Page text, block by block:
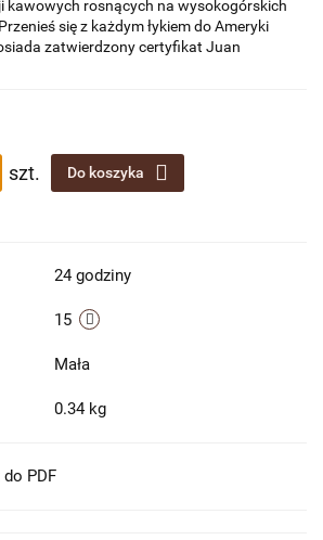
kawowych rosnących na wysokogórskich
się z każdym łykiem do Ameryki
zatwierdzony certyfikat Juan
szt. Do koszyka
24 godziny
15
Mała
0.34 kg
PDF